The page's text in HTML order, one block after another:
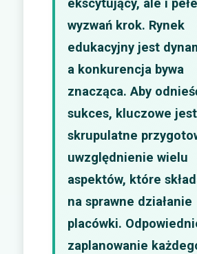
ekscytujący, ale i
wyzwań krok. Rynek
edukacyjny jest
a konkurencja bywa
znacząca. Aby
sukces, kluczowe jest
skrupulatne
uwzględnienie wielu
aspektów, które
na sprawne działanie
placówki.
zaplanowanie